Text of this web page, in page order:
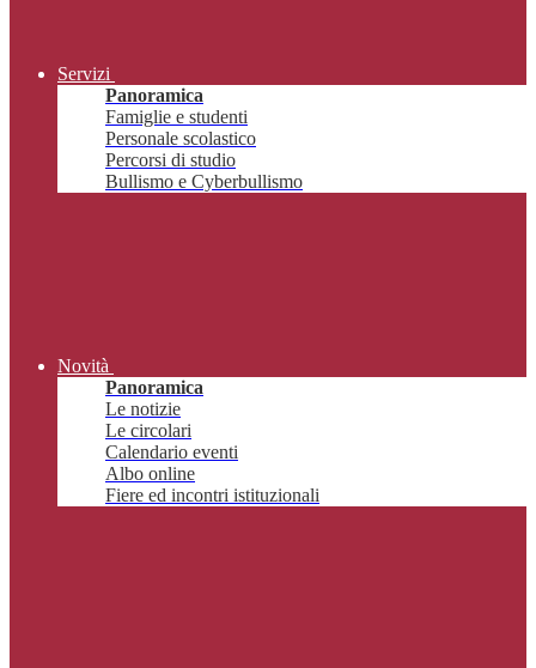
Servizi
Panoramica
Famiglie e studenti
Personale scolastico
Percorsi di studio
Bullismo e Cyberbullismo
Novità
Panoramica
Le notizie
Le circolari
Calendario eventi
Albo online
Fiere ed incontri istituzionali